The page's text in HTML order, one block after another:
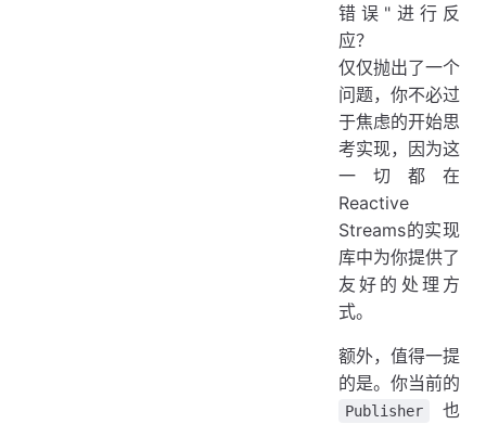
错误"进行反
应？
仅仅抛出了一个
问题，你不必过
于焦虑的开始思
考实现，因为这
一切都在
Reactive
Streams的实现
库中为你提供了
友好的处理方
式。
额外，值得一提
的是。你当前的
Publisher
也